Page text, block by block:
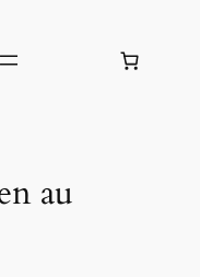
au